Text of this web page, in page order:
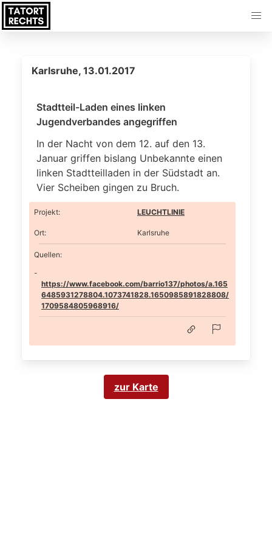
Karlsruhe, 13.01.2017
Stadtteil-Laden eines linken
Jugendverbandes angegriffen
In der Nacht von dem 12. auf den 13.
Januar griffen bislang Unbekannte einen
linken Stadtteilladen in der Südstadt an.
Vier Scheiben gingen zu Bruch.
Projekt: LEUCHTLINIE
Ort: Karlsruhe
Quellen:
https://www.facebook.com/barrio137/photos/a.165
6485931278804.1073741828.1650985891828808/
1709584805968916/
zur Karte